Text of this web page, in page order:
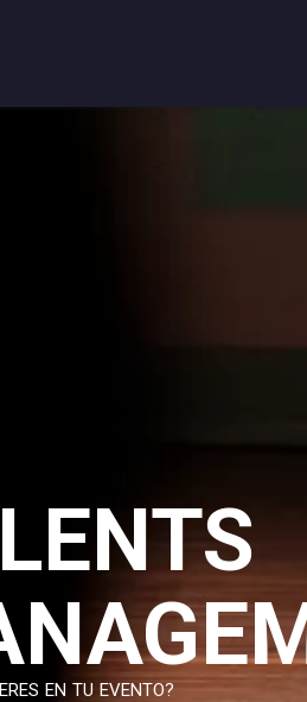
EN TU EVENTO?